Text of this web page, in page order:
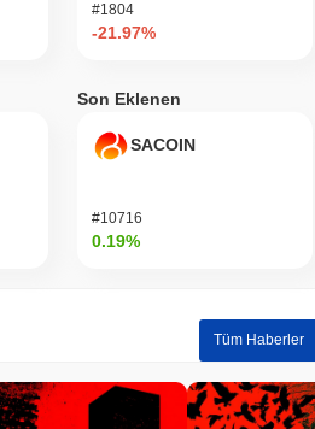
#1804
-21.97%
Son Eklenen
SACOIN
#10716
0.19%
Tüm Haberler